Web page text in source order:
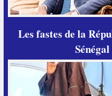
Les fastes de la